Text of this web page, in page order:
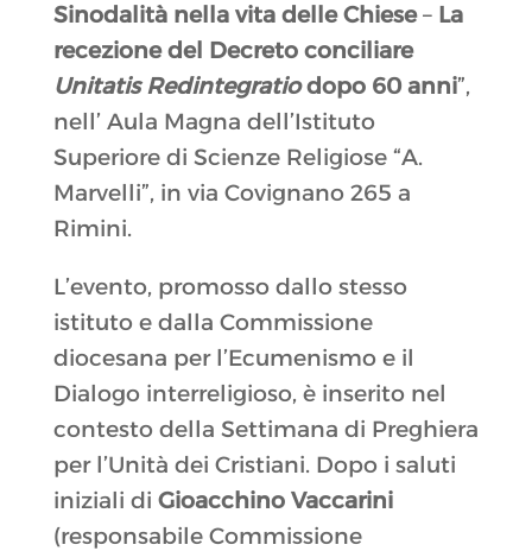
Sinodalità nella vita delle Chiese– La
recezione del Decreto conciliare
Unitatis Redintegratiodopo 60 anni”,
nell’ Aula Magna dell’Istituto
Superiore di Scienze Religiose “A.
Marvelli”, in via Covignano 265 a
Rimini.
L’evento, promosso dallo stesso
istituto e dalla Commissione
diocesana per l’Ecumenismo e il
Dialogo interreligioso, è inserito nel
contesto della Settimana di Preghiera
per l’Unità dei Cristiani. Dopo i saluti
iniziali di Gioacchino Vaccarini
(responsabile Commissione